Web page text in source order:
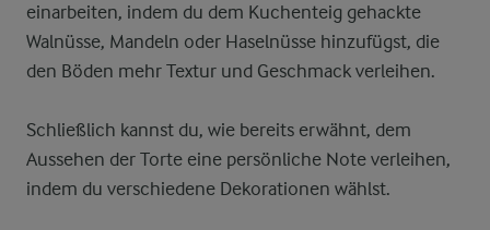
einarbeiten, indem du dem Kuchenteig gehackte
Walnüsse, Mandeln oder Haselnüsse hinzufügst, die
den Böden mehr Textur und Geschmack verleihen.
Schließlich kannst du, wie bereits erwähnt, dem
Aussehen der Torte eine persönliche Note verleihen,
indem du verschiedene Dekorationen wählst.